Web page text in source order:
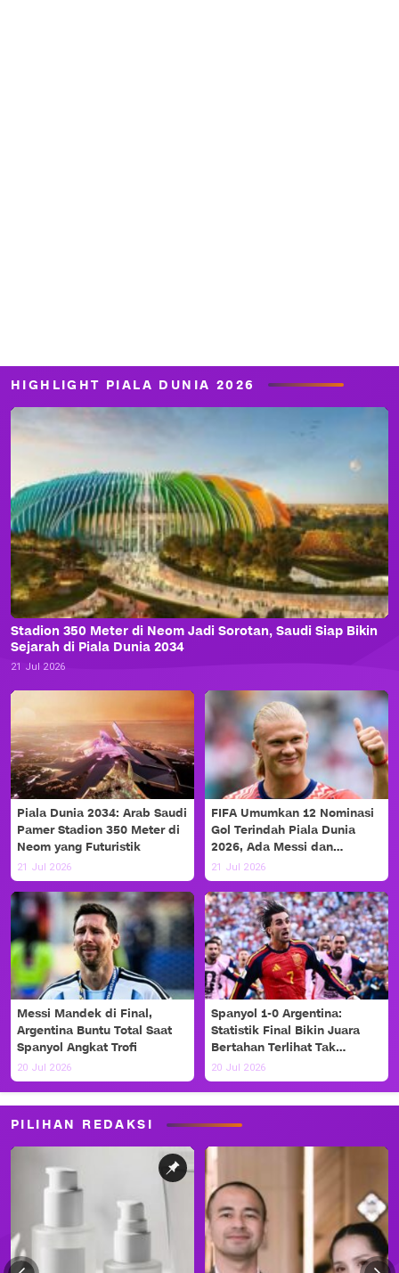
HIGHLIGHT PIALA DUNIA 2026
Stadion 350 Meter di Neom Jadi Sorotan, Saudi Siap Bikin
Sejarah di Piala Dunia 2034
21 Jul 2026
Piala Dunia 2034: Arab Saudi
Pamer Stadion 350 Meter di
Neom yang Futuristik
21 Jul 2026
FIFA Umumkan 12 Nominasi
Gol Terindah Piala Dunia
2026, Ada Messi dan
Haaland!
21 Jul 2026
Messi Mandek di Final,
Argentina Buntu Total Saat
Spanyol Angkat Trofi
20 Jul 2026
Spanyol 1-0 Argentina:
Statistik Final Bikin Juara
Bertahan Terlihat Tak
Berdaya
20 Jul 2026
PILIHAN REDAKSI